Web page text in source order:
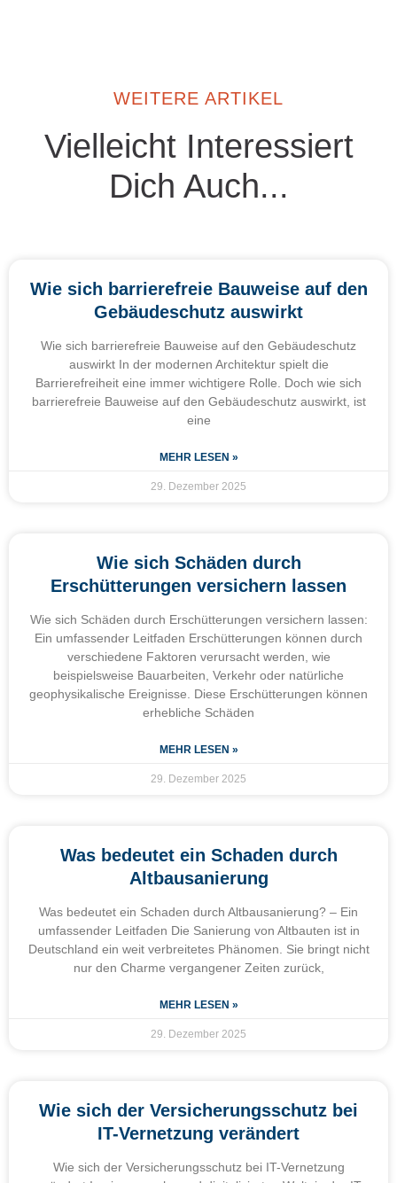
WEITERE ARTIKEL
Vielleicht Interessiert
Dich Auch...
Wie sich barrierefreie Bauweise auf den
Gebäudeschutz auswirkt
Wie sich barrierefreie Bauweise auf den Gebäudeschutz
auswirkt In der modernen Architektur spielt die
Barrierefreiheit eine immer wichtigere Rolle. Doch wie sich
barrierefreie Bauweise auf den Gebäudeschutz auswirkt, ist
eine
MEHR LESEN »
29. Dezember 2025
Wie sich Schäden durch
Erschütterungen versichern lassen
Wie sich Schäden durch Erschütterungen versichern lassen:
Ein umfassender Leitfaden Erschütterungen können durch
verschiedene Faktoren verursacht werden, wie
beispielsweise Bauarbeiten, Verkehr oder natürliche
geophysikalische Ereignisse. Diese Erschütterungen können
erhebliche Schäden
MEHR LESEN »
29. Dezember 2025
Was bedeutet ein Schaden durch
Altbausanierung
Was bedeutet ein Schaden durch Altbausanierung? – Ein
umfassender Leitfaden Die Sanierung von Altbauten ist in
Deutschland ein weit verbreitetes Phänomen. Sie bringt nicht
nur den Charme vergangener Zeiten zurück,
MEHR LESEN »
29. Dezember 2025
Wie sich der Versicherungsschutz bei
IT-Vernetzung verändert
Wie sich der Versicherungsschutz bei IT-Vernetzung